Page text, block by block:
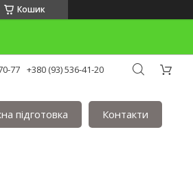
Кошик
77 +380 (93) 536-41-20
підготовка
Контакти